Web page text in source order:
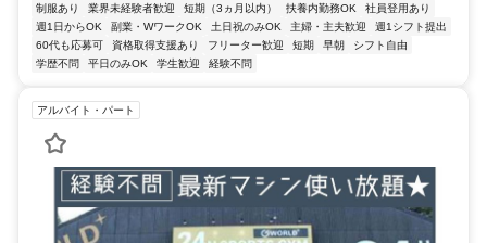
制服あり 業界未経験者歓迎 短期（3ヵ月以内） 扶養内勤務OK
社員登用あり
週1日からOK
副業・WワークOK 土日祝のみOK 主婦・主夫歓迎
週1シフト提出
60代も応募可
資格取得支援あり フリーター歓迎 短期 早朝
シフト自由
学歴不問
平日のみOK 学生歓迎 経験不問
アルバイト・パート